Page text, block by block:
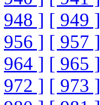
948 ] [ 949 ]
956 ] [ 957 ]
964 ] [ 965 ]
972 ] [ 973 ]